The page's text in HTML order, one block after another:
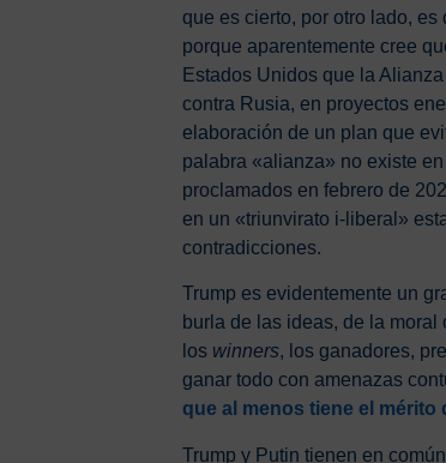
que es cierto, por otro lado,
porque aparentemente cree
Estados Unidos que la
contra Rusia, en proyectos
elaboración de un plan que
palabra «alianza» no existe
proclamados en febrero de
en un «triunvirato i-liberal»
contradicciones.
Trump es evidentemente un
burla de las ideas, de la
los winners, los ganadores,
ganar todo con amenazas
que al menos tiene el mérito
Trump y Putin tienen en